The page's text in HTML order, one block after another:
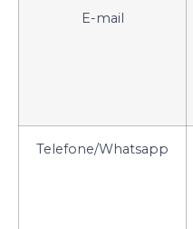
E-mail
Telefone/Whatsapp